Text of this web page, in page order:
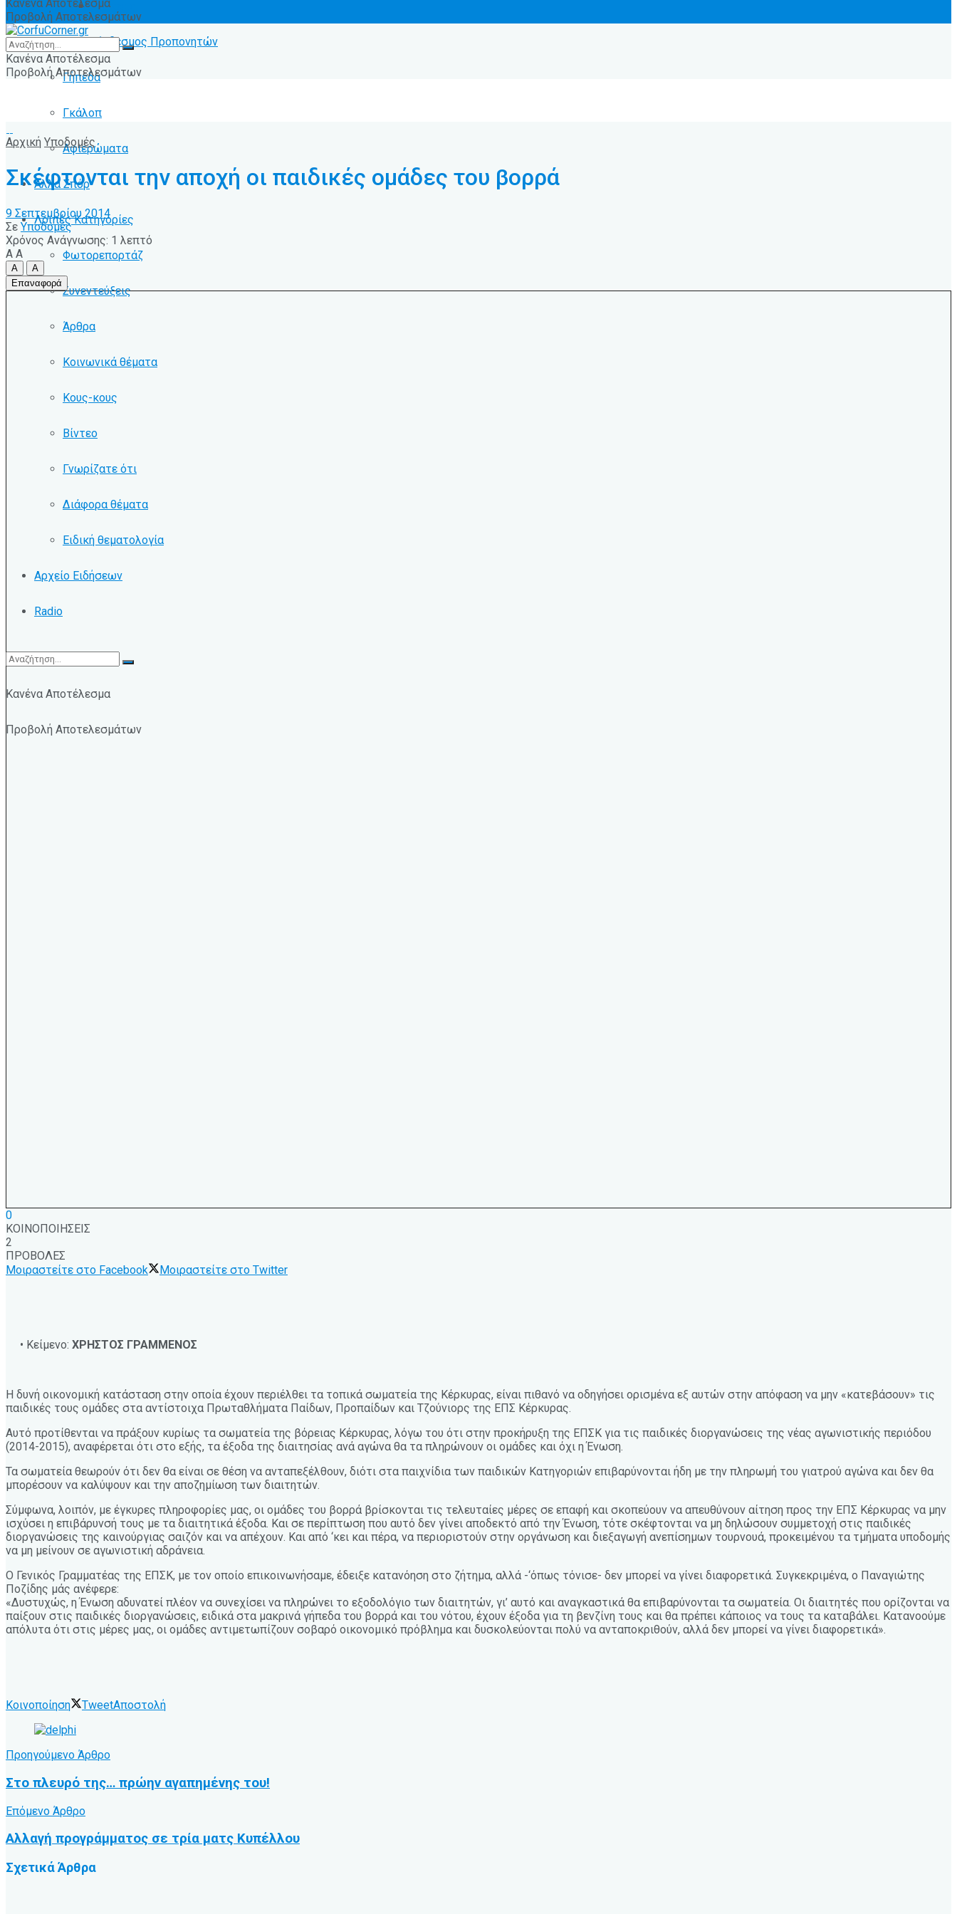
Ειδήσεις
Σύνδεσμος Προπονητών
Γήπεδα
Γκάλοπ
Αφιερώματα
Άλλα Σπόρ
Λοιπές Κατηγορίες
Φωτορεπορτάζ
Συνεντεύξεις
Άρθρα
Κοινωνικά θέματα
Κους-κους
Βίντεο
Γνωρίζατε ότι
Διάφορα θέματα
Ειδική θεματολογία
Αρχείο Ειδήσεων
Radio
Κανένα Αποτέλεσμα
Προβολή Αποτελεσμάτων
Κανένα Αποτέλεσμα
Προβολή Αποτελεσμάτων
Κανένα Αποτέλεσμα
Προβολή Αποτελεσμάτων
Αρχική Υποδομές
Σκέφτονται την αποχή οι παιδικές ομάδες του βορρά
9 Σεπτεμβρίου 2014
Σε Υποδομές
Χρόνος Ανάγνωσης: 1 λεπτό
A A
A
A
Επαναφορά
0
ΚΟΙΝΟΠΟΙΗΣΕΙΣ
2
ΠΡΟΒΟΛΕΣ
Μοιραστείτε στο Facebook
Μοιραστείτε στο Twitter
• Κείμενο: ΧΡΗΣΤΟΣ ΓΡΑΜΜΕΝΟΣ
Η δυνή οικονομική κατάσταση στην οποία έχουν περιέλθει τα τοπικά σωματεία της Κέρκυρας, είναι πιθανό να οδηγήσει ορισμένα εξ αυτών στην απόφαση να μην «κατεβάσουν» τις
παιδικές τους ομάδες στα αντίστοιχα Πρωταθλήματα Παίδων, Προπαίδων και Τζούνιορς της ΕΠΣ Κέρκυρας.
Αυτό προτίθενται να πράξουν κυρίως τα σωματεία της βόρειας Κέρκυρας, λόγω του ότι στην προκήρυξη της ΕΠΣΚ για τις παιδικές διοργανώσεις της νέας αγωνιστικής περιόδου
(2014-2015), αναφέρεται ότι στο εξής, τα έξοδα της διαιτησίας ανά αγώνα θα τα πληρώνουν οι ομάδες και όχι η Ένωση.
Τα σωματεία θεωρούν ότι δεν θα είναι σε θέση να ανταπεξέλθουν, διότι στα παιχνίδια των παιδικών Κατηγοριών επιβαρύνονται ήδη με την πληρωμή του γιατρού αγώνα και δεν θα
μπορέσουν να καλύψουν και την αποζημίωση των διαιτητών.
Σύμφωνα, λοιπόν, με έγκυρες πληροφορίες μας, οι ομάδες του βορρά βρίσκονται τις τελευταίες μέρες σε επαφή και σκοπεύουν να απευθύνουν αίτηση προς την ΕΠΣ Κέρκυρας να μην
ισχύσει η επιβάρυνσή τους με τα διαιτητικά έξοδα. Και σε περίπτωση που αυτό δεν γίνει αποδεκτό από την Ένωση, τότε σκέφτονται να μη δηλώσουν συμμετοχή στις παιδικές
διοργανώσεις της καινούργιας σαιζόν και να απέχουν. Και από ‘κει και πέρα, να περιοριστούν στην οργάνωση και διεξαγωγή ανεπίσημων τουρνουά, προκειμένου τα τμήματα υποδομής
να μη μείνουν σε αγωνιστική αδράνεια.
Ο Γενικός Γραμματέας της ΕΠΣΚ, με τον οποίο επικοινωνήσαμε, έδειξε κατανόηση στο ζήτημα, αλλά -‘όπως τόνισε- δεν μπορεί να γίνει διαφορετικά. Συγκεκριμένα, ο Παναγιώτης
Ποζίδης μάς ανέφερε:
«Δυστυχώς, η Ένωση αδυνατεί πλέον να συνεχίσει να πληρώνει το εξοδολόγιο των διαιτητών, γι’ αυτό και αναγκαστικά θα επιβαρύνονται τα σωματεία. Οι διαιτητές που ορίζονται να
παίξουν στις παιδικές διοργανώσεις, ειδικά στα μακρινά γήπεδα του βορρά και του νότου, έχουν έξοδα για τη βενζίνη τους και θα πρέπει κάποιος να τους τα καταβάλει. Κατανοούμε
απόλυτα ότι στις μέρες μας, οι ομάδες αντιμετωπίζουν σοβαρό οικονομικό πρόβλημα και δυσκολεύονται πολύ να ανταποκριθούν, αλλά δεν μπορεί να γίνει διαφορετικά».
Κοινοποίηση TweetΑποστολή
Προηγούμενο Άρθρο
Στο πλευρό της… πρώην αγαπημένης του!
Επόμενο Άρθρο
Αλλαγή προγράμματος σε τρία ματς Κυπέλλου
ΣχετικάΆρθρα